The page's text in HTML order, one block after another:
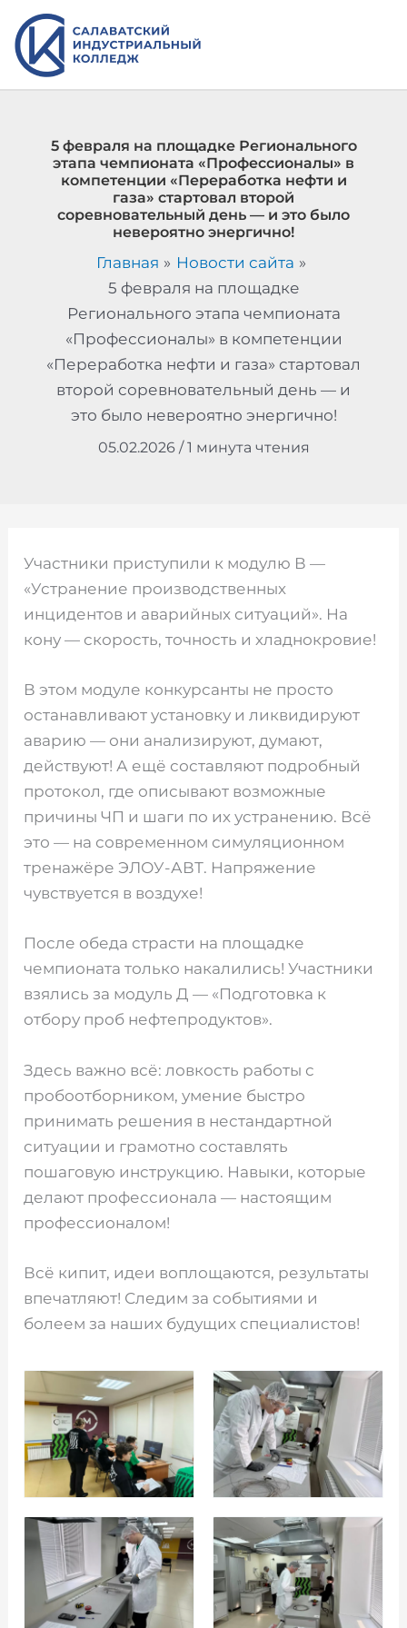
Перейти
содержимому
5 февраля на площадке Регионального
этапа чемпионата «Профессионалы» в
компетенции «Переработка нефти и
газа» стартовал второй
соревновательный день — и это было
невероятно энергично!
Главная
Новости сайта
5 февраля на площадке
Регионального этапа чемпионата
«Профессионалы» в компетенции
«Переработка нефти и газа» стартовал
второй соревновательный день — и
это было невероятно энергично!
05.02.2026 /1 минута чтения
Участники приступили к модулю В —
«Устранение производственных
инцидентов и аварийных ситуаций». На
кону — скорость, точность и хладнокровие!
В этом модуле конкурсанты не просто
останавливают установку и ликвидируют
аварию — они анализируют, думают,
действуют! А ещё составляют подробный
протокол, где описывают возможные
причины ЧП и шаги по их устранению. Всё
это — на современном симуляционном
тренажёре ЭЛОУ-АВТ. Напряжение
чувствуется в воздухе!
После обеда страсти на площадке
чемпионата только накалились! Участники
взялись за модуль Д — «Подготовка к
отбору проб нефтепродуктов».
Здесь важно всё: ловкость работы с
пробоотборником, умение быстро
принимать решения в нестандартной
ситуации и грамотно составлять
пошаговую инструкцию. Навыки, которые
делают профессионала — настоящим
профессионалом!
Всё кипит, идеи воплощаются, результаты
впечатляют! Следим за событиями и
болеем за наших будущих специалистов!